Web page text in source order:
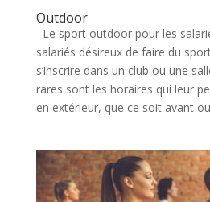
Outdoor
Le sport outdoor pour les
salariés désireux de faire du
s’inscrire dans un club ou une
rares sont les horaires qui leur
en extérieur, que ce soit avant